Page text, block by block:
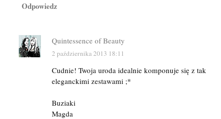
Odpowiedz
Quintessence of Beauty
2 października 2013 18:11
Cudnie! Twoja uroda idealnie komponuje się z tak
eleganckimi zestawami ;*
Buziaki
Magda